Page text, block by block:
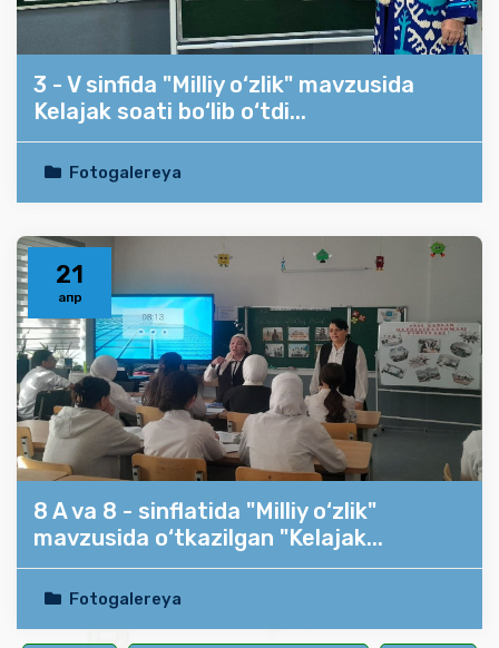
3 - V sinfida "Milliy o‘zlik" mavzusida
Kelajak soati bo‘lib o‘tdi...
Fotogalereya
21
апр
8 A va 8 - sinflatida "Milliy o‘zlik"
mavzusida o‘tkazilgan "Kelajak...
Fotogalereya